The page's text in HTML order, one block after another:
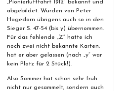
„Pionierluftfahrt 1912“ bekannt und
abgebildet. Wurden von Peter
Hagedorn übrigens auch so in den
Sieger S. 47-54 (bis y) übernommen.
Für das fehlende „Z“ hatte ich
noch zwei nicht bekannte Karten,
hat er aber gelassen (nach „y“ war
kein Platz für 2 Stück!).
Also Sommer hat schon sehr früh
nicht nur gesammelt, sondern auch